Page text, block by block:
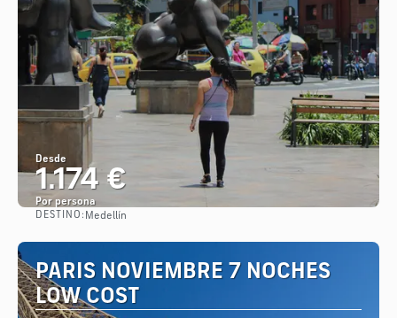
Desde
1.174 €
Por persona
DESTINO: Medellín
PARIS NOVIEMBRE 7 NOCHES
LOW COST